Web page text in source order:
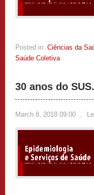
Posted in: Ciências da
Saúde Coletiva
30 anos do
March 8, 2018 09:00 ,